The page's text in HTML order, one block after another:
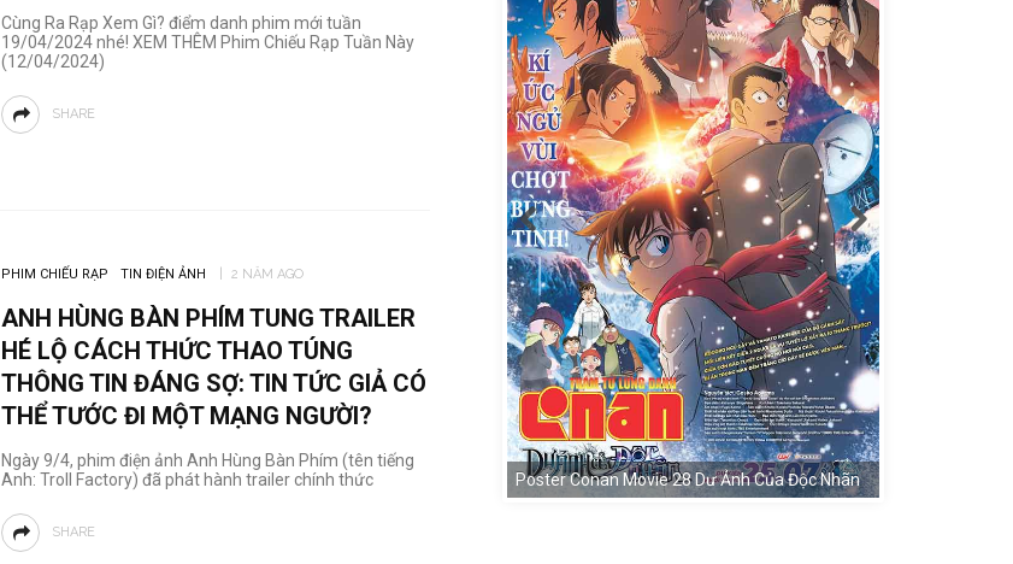
Cùng Ra Rạp Xem Gì? điểm danh phim mới tuần
19/04/2024 nhé! XEM THÊM Phim Chiếu Rạp Tuần Này
(12/04/2024)
SHARE
PHIM CHIẾU RẠP TIN ĐIỆN ẢNH 2 NĂM AGO
ANH HÙNG BÀN PHÍM TUNG TRAILER
HÉ LỘ CÁCH THỨC THAO TÚNG
THÔNG TIN ĐÁNG SỢ: TIN TỨC GIẢ CÓ
THỂ TƯỚC ĐI MỘT MẠNG NGƯỜI?
Ngày 9/4, phim điện ảnh Anh Hùng Bàn Phím (tên tiếng
Anh: Troll Factory) đã phát hành trailer chính thức
SHARE
Poster Conan Movie 28 Dư Ảnh Của Độc Nhãn